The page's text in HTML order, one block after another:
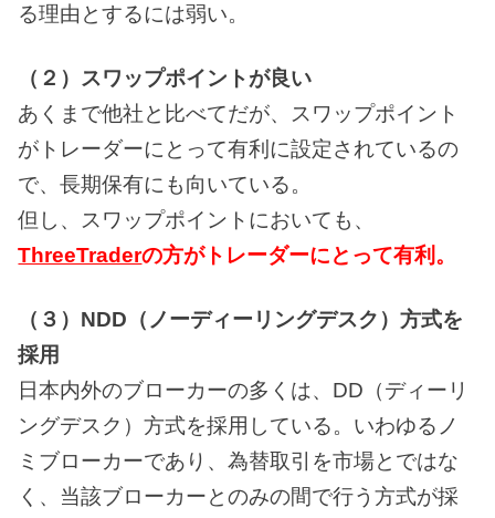
る理由とするには弱い。
（２）スワップポイントが良い
あくまで他社と比べてだが、スワップポイント
がトレーダーにとって有利に設定されているの
で、長期保有にも向いている。
但し、スワップポイントにおいても、
ThreeTraderの方がトレーダーにとって有利。
（３）NDD（ノーディーリングデスク）方式を
採用
日本内外のブローカーの多くは、DD（ディーリ
ングデスク）方式を採用している。いわゆるノ
ミブローカーであり、為替取引を市場とではな
く、当該ブローカーとのみの間で行う方式が採